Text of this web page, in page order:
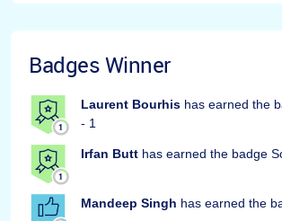
Badges Winner
Laurent Bourhis has earned the
- 1
Irfan Butt has earned the badge
Mandeep Singh has earned the